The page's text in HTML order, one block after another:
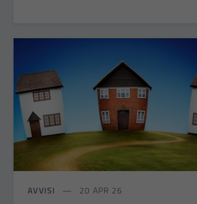
AVVISI 20 APR 26